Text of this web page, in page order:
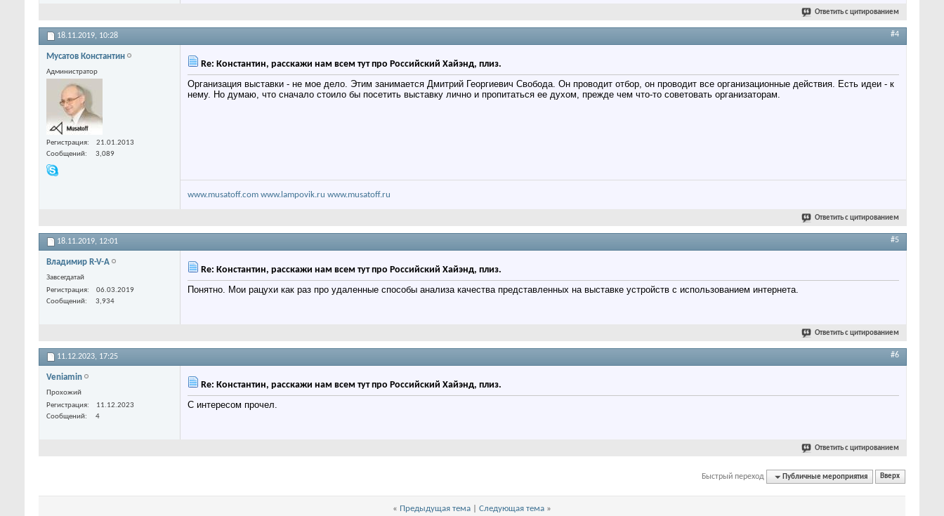
Ответить с цитированием
18.11.2019, 10:28 #4
Мусатов Константин
Администратор
Регистрация
21.01.2013
Сообщений
3,089
Re: Константин, расскажи нам всем тут про Российский Хайэнд, плиз.
Организация выставки - не мое дело. Этим занимается Дмитрий Георгиевич Свобода. Он проводит отбор, он проводит все организационные действия. Есть идеи - к
нему. Но думаю, что сначало стоило бы посетить выставку лично и пропитаться ее духом, прежде чем что-то советовать организаторам.
www.musatoff.com www.lampovik.ru www.musatoff.ru
Ответить с цитированием
18.11.2019, 12:01 #5
Владимир R-V-A
Завсегдатай
Регистрация
06.03.2019
Сообщений
3,934
Re: Константин, расскажи нам всем тут про Российский Хайэнд, плиз.
Понятно. Мои рацухи как раз про удаленные способы анализа качества представленных на выставке устройств с использованием интернета.
Ответить с цитированием
11.12.2023, 17:25 #6
Veniamin
Прохожий
Регистрация
11.12.2023
Сообщений
4
Re: Константин, расскажи нам всем тут про Российский Хайэнд, плиз.
С интересом прочел.
Ответить с цитированием
Быстрый переход Публичные мероприятия Вверх
« Предыдущая тема Следующая тема »